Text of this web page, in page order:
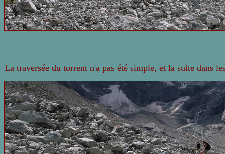
La traversée du torrent n'a pas été simple, et la suite dans